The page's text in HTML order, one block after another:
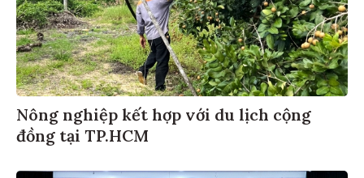
Nông nghiệp kết hợp với du lịch cộng
đồng tại TP.HCM